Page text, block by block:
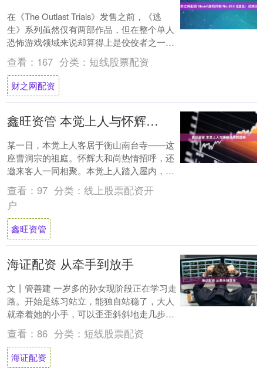
在《The Outlast Trials》发售之前，《逃
生》系列虽然仅有两部作品，但在整个单人
恐怖游戏领域来说却算得上是佼佼者之一，
《The Outlast T....
查看： 167 分类： 短线股票配资
财之网配资
鑫旺资管 本觉上人与怀辉法师的趣事
某一日，本觉上人客居于衡山南台寺——这
座曹洞宗的祖庭。怀辉大和尚热情招呼，还
邀来客人一同相聚。本觉上人踏入屋内，一
番寒暄之后，便代替和尚为客人泡茶，殷勤
侍奉。 ....
查看： 97 分类： 线上股票配资开
户
鑫旺资管
海证配资 从牵手到放手
文丨管善建 一岁多的孙女现阶段正在学习走
路。开始是练习站立，能独自站稳了，大人
就牵着她的小手，可以歪歪斜斜地走几步。
再后来越走越稳，越走越快，越走越远。 牵
手总....
查看： 86 分类： 短线股票配资
海证配资